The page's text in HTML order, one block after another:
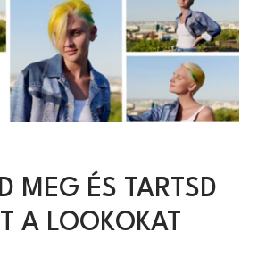
MEG ÉS TARTSD
A LOOKOKAT